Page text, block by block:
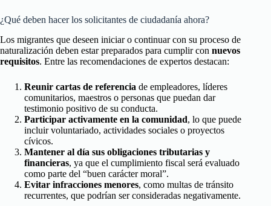
¿Qué deben hacer los solicitantes de ciudadanía ahora?
Los migrantes que deseen iniciar o continuar con su proceso de
naturalización deben estar preparados para cumplir con nuevos
requisitos. Entre las recomendaciones de expertos destacan:
Reunir cartas de referencia de empleadores, líderes
comunitarios, maestros o personas que puedan dar
testimonio positivo de su conducta.
Participar activamente en la comunidad, lo que puede
incluir voluntariado, actividades sociales o proyectos
cívicos.
Mantener al día sus obligaciones tributarias y
financieras, ya que el cumplimiento fiscal será evaluado
como parte del “buen carácter moral”.
Evitar infracciones menores, como multas de tránsito
recurrentes, que podrían ser consideradas negativamente.